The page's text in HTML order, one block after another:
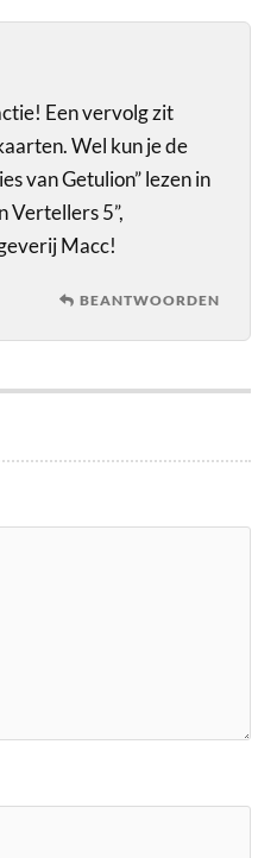
Een vervolg zit
Wel kun je de
van Getulion” lezen in
Vertellers 5”,
Macc!
BEANTWOORDEN